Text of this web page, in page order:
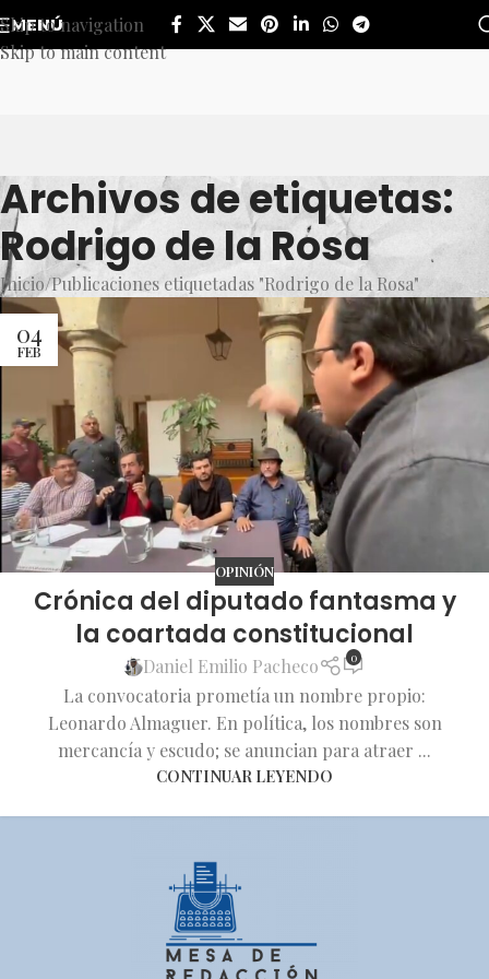
Skip to navigation
Skip to main content
MENÚ
Archivos de etiquetas:
Rodrigo de la Rosa
Inicio Publicaciones etiquetadas "Rodrigo de la Rosa"
04
FEB
OPINIÓN
Crónica del diputado fantasma y
la coartada constitucional
Daniel Emilio Pacheco 0
La convocatoria prometía un nombre propio:
Leonardo Almaguer. En política, los nombres son
mercancía y escudo; se anuncian para atraer ...
CONTINUAR LEYENDO